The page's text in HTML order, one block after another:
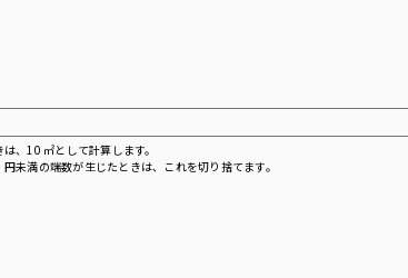
、10 ㎡として計算します。
未満の端数が生じたときは、これを切り捨てます。